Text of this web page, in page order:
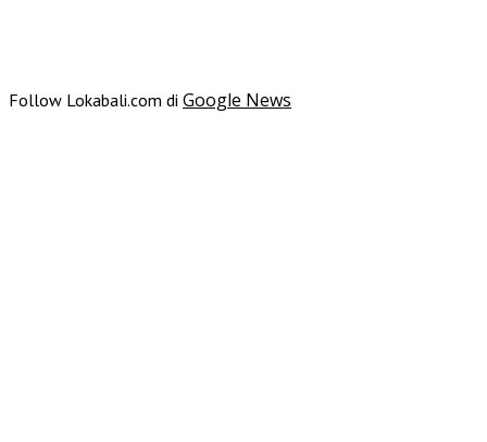
Follow Lokabali.com di Google News